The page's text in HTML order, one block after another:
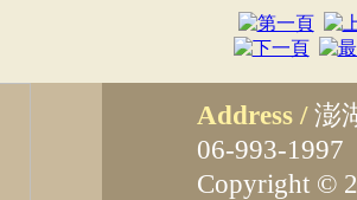
Address /澎
06-993-
Copyright ©